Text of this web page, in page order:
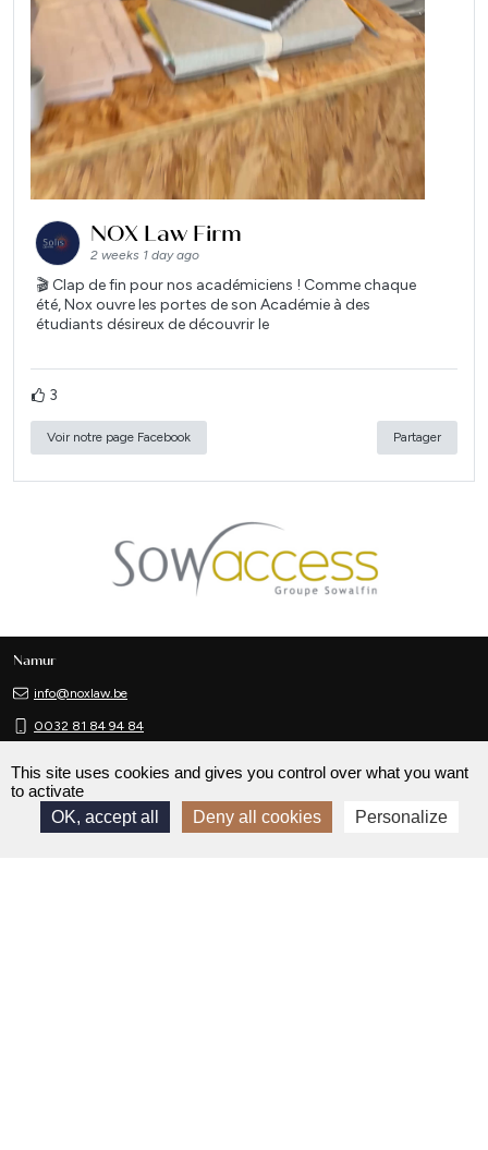
NOX Law Firm
2 weeks 1 day ago
🎬 Clap de fin pour nos académiciens ! Comme chaque
été, Nox ouvre les portes de son Académie à des
étudiants désireux de découvrir le
3
Voir notre page Facebook Partager
Namur
info@noxlaw.be
0032 81 84 94 84
5032 Isnes (Gembloux)
This site uses cookies and gives you control over what you want
to activate
OK, accept all
Deny all cookies Personalize